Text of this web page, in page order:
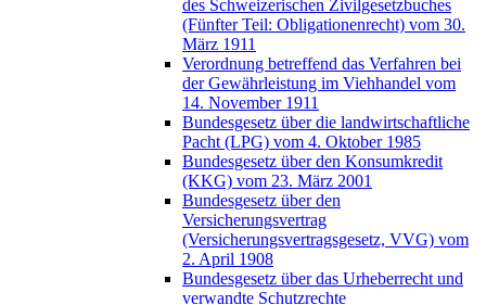
des Schweizerischen Zivilgesetzbuches
(Fünfter Teil: Obligationenrecht) vom 30.
März 1911
Verordnung betreffend das Verfahren bei
der Gewährleistung im Viehhandel vom
14. November 1911
Bundesgesetz über die landwirtschaftliche
Pacht (LPG) vom 4. Oktober 1985
Bundesgesetz über den Konsumkredit
(KKG) vom 23. März 2001
Bundesgesetz über den
Versicherungsvertrag
(Versicherungsvertragsgesetz, VVG) vom
2. April 1908
Bundesgesetz über das Urheberrecht und
verwandte Schutzrechte